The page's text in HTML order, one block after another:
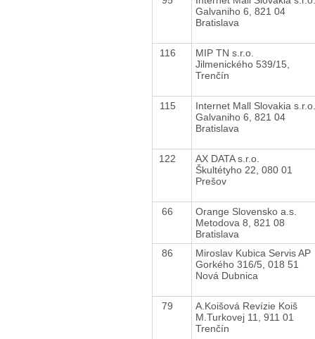
Galvaniho 6, 821 04
Bratislava
116
MIP TN s.r.o.
Jilmenického 539/15,
Trenčín
115
Internet Mall Slovakia
Galvaniho 6, 821 04
Bratislava
122
AX DATA s.r.o.
Škultétyho 22, 080 01
Prešov
66
Orange Slovensko a.s.
Metodova 8, 821 08
Bratislava
86
Miroslav Kubica Servis AP
Gorkého 316/5, 018 51
Nová Dubnica
79
A.Koišová Revízie Koiš
M.Turkovej 11, 911 01
Trenčín